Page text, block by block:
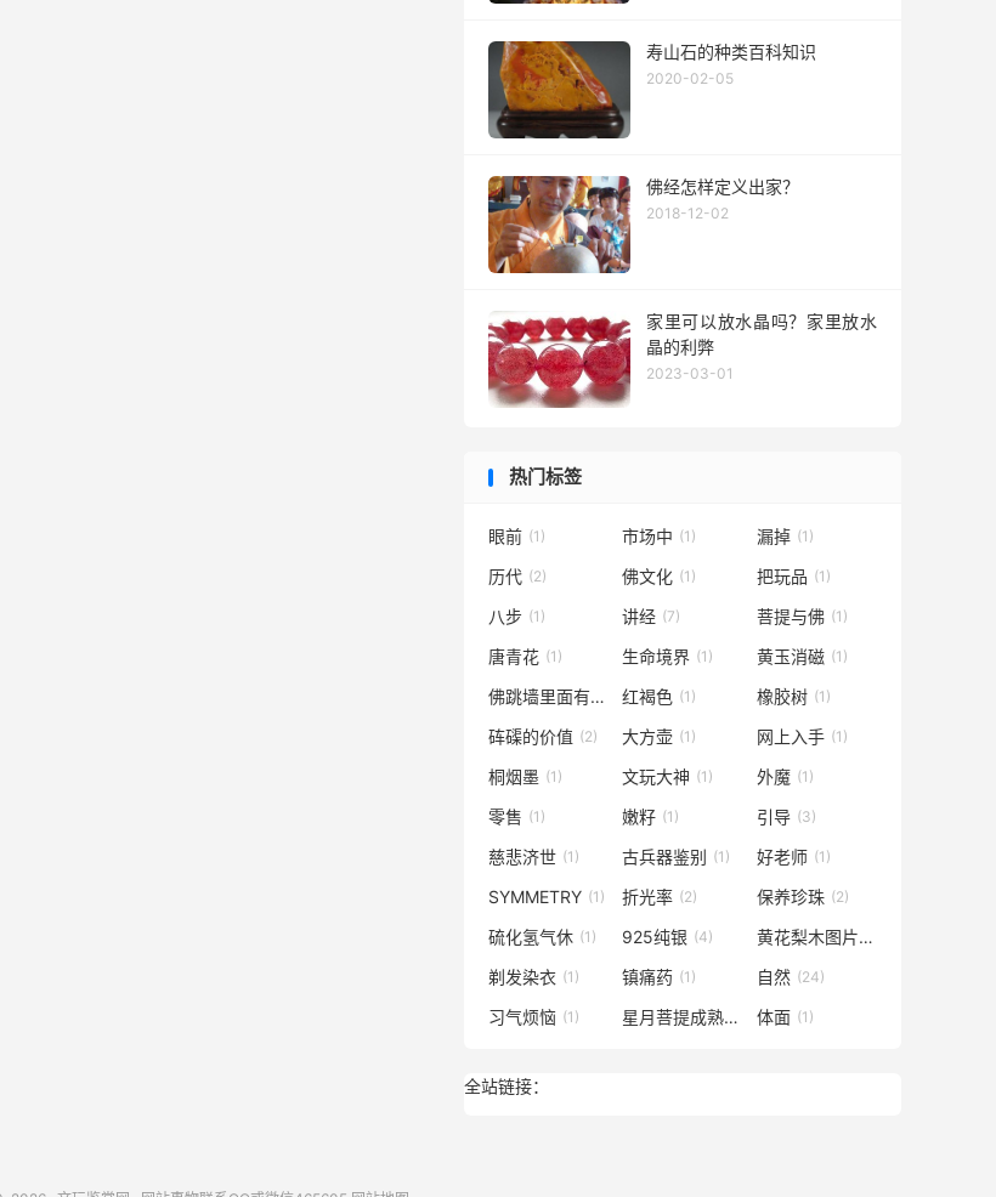
寿山石的种类百科知识
2020-02-05
佛经怎样定义出家？
2018-12-02
家里可以放水晶吗？家里放水
晶的利弊
2023-03-01
热门标签
眼前 (1) 市场中 (1) 漏掉 (1)
历代 (2) 佛文化 (1) 把玩品 (1)
八步 (1) 讲经 (7) 菩提与佛 (1)
唐青花 (1) 生命境界 (1) 黄玉消磁 (1)
佛跳墙里面有什么材料 (1)
红褐色 (1) 橡胶树 (1)
砗磲的价值 (2) 大方壶 (1) 网上入手 (1)
桐烟墨 (1) 文玩大神 (1) 外魔 (1)
零售 (1) 嫩籽 (1) 引导 (3)
慈悲济世 (1) 古兵器鉴别 (1) 好老师 (1)
SYMMETRY (1) 折光率 (2) 保养珍珠 (2)
硫化氢气休 (1) 925纯银 (4) 黄花梨木图片
(1)
剃发染衣 (1) 镇痛药 (1) 自然 (24)
习气烦恼 (1) 星月菩提成熟度 (1)
体面 (1)
全站链接：